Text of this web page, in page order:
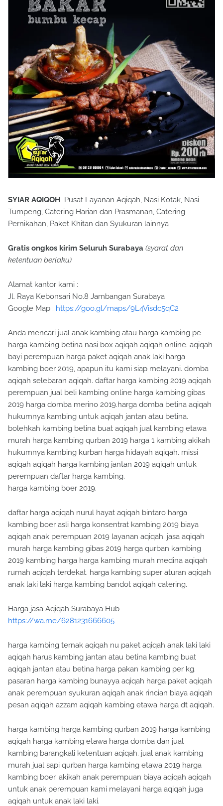
SYIAR AQIQOH Pusat Layanan Aqiqah, Nasi Kotak, Nasi
Tumpeng, Catering Harian dan Prasmanan, Catering
Pernikahan, Paket Khitan dan Syukuran lainnya
Gratis ongkos kirim Seluruh Surabaya (syarat dan
ketentuan berlaku)
Alamat kantor kami :
Jl. Raya Kebonsari No.8 Jambangan Surabaya
Google Map : https://goo.gl/maps/9L4Visdc5qC2
Anda mencari jual anak kambing atau harga kambing pe
harga kambing betina nasi box aqiqah aqiqah online. aqiqah
bayi perempuan harga paket aqiqah anak laki harga
kambing boer 2019, apapun itu kami siap melayani. domba
aqiqah selebaran aqiqah. daftar harga kambing 2019 aqiqah
perempuan jual beli kambing online harga kambing gibas
2019 harga domba merino 2019.harga domba betina aqiqah
hukumnya kambing untuk aqiqah jantan atau betina.
bolehkah kambing betina buat aqiqah jual kambing etawa
murah harga kambing qurban 2019 harga 1 kambing akikah
hukumnya kambing kurban harga hidayah aqiqah. missi
aqiqah aqiqah harga kambing jantan 2019 aqiqah untuk
perempuan daftar harga kambing.
harga kambing boer 2019.
daftar harga aqiqah nurul hayat aqiqah bintaro harga
kambing boer asli harga konsentrat kambing 2019 biaya
aqiqah anak perempuan 2019 layanan aqiqah. jasa aqiqah
murah harga kambing gibas 2019 harga qurban kambing
2019 kambing harga harga kambing murah medina aqiqah
rumah aqiqah terdekat. harga kambing super aturan aqiqah
anak laki laki harga kambing bandot aqiqah catering.
Harga jasa Aqiqah Surabaya Hub
https://wa.me/6281231666605
harga kambing ternak aqiqah nu paket aqiqah anak laki laki
aqiqah harus kambing jantan atau betina kambing buat
aqiqah jantan atau betina harga pakan kambing per kg.
pasaran harga kambing bunayya aqiqah harga paket aqiqah
anak perempuan syukuran aqiqah anak rincian biaya aqiqah
pesan aqiqah azzam aqiqah kambing etawa harga dt aqiqah.
harga kambing harga kambing qurban 2019 harga kambing
aqiqah harga kambing etawa harga domba dan jual
kambing barangkali ketentuan aqiqah. jual anak kambing
murah jual sapi qurban harga kambing etawa 2019 harga
kambing boer. akikah anak perempuan biaya aqiqah aqiqah
untuk anak perempuan kami melayani harga aqiqah juga
aqiqah untuk anak laki laki.